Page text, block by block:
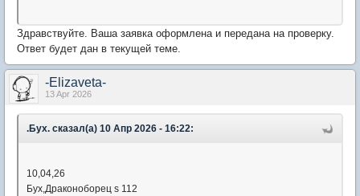
Здравствуйте. Ваша заявка оформлена и передана на проверку.
Ответ будет дан в текущей теме.
-Elizaveta-
13 Apr 2026
.Бyx. сказал(а) 10 Апр 2026 - 16:22:
10,04,26
Бух,Драконоборец s 112